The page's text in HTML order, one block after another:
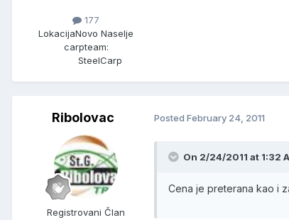
177
LokacijaNovo Naselje
carpteam:
SteelCarp
Ribolovac
Registrovani Član
Posted February 24, 2011
On 2/24/2011 at 1:32
Cena je preterana kao i